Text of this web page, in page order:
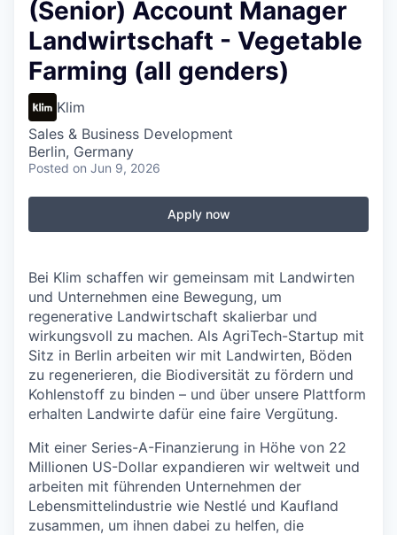
(Senior) Account Manager
Landwirtschaft - Vegetable
Farming (all genders)
Klim
Sales & Business Development
Berlin, Germany
Posted on Jun 9, 2026
Apply now
Bei Klim schaffen wir gemeinsam mit Landwirten
und Unternehmen eine Bewegung, um
regenerative Landwirtschaft skalierbar und
wirkungsvoll zu machen. Als AgriTech-Startup mit
Sitz in Berlin arbeiten wir mit Landwirten, Böden
zu regenerieren, die Biodiversität zu fördern und
Kohlenstoff zu binden – und über unsere Plattform
erhalten Landwirte dafür eine faire Vergütung.
Mit einer Series-A-Finanzierung in Höhe von 22
Millionen US-Dollar expandieren wir weltweit und
arbeiten mit führenden Unternehmen der
Lebensmittelindustrie wie Nestlé und Kaufland
zusammen, um ihnen dabei zu helfen, die